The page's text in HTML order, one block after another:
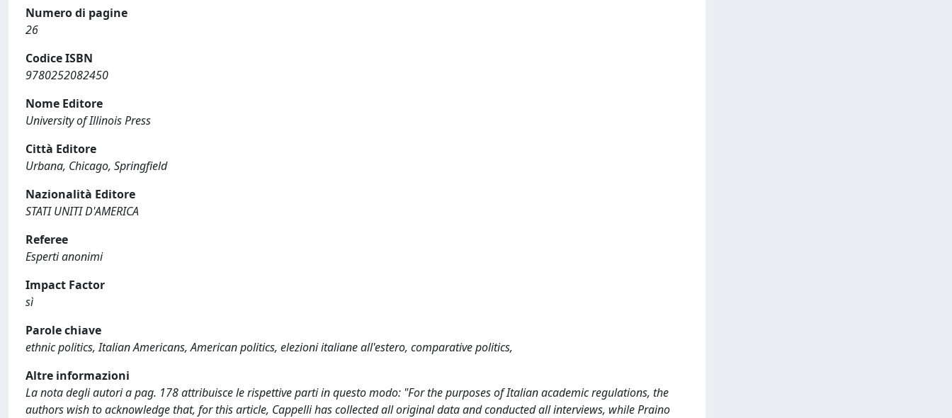
Numero di pagine
26
Codice ISBN
9780252082450
Nome Editore
University of Illinois Press
Città Editore
Urbana, Chicago, Springfield
Nazionalità Editore
STATI UNITI D'AMERICA
Referee
Esperti anonimi
Impact Factor
sì
Parole chiave
ethnic politics, Italian Americans, American politics, elezioni italiane all'estero, comparative politics,
Altre informazioni
La nota degli autori a pag. 178 attribuisce le rispettive parti in questo modo: "For the purposes of Italian academic regulations, the
authors wish to acknowledge that, for this article, Cappelli has collected all original data and conducted all interviews, while Praino